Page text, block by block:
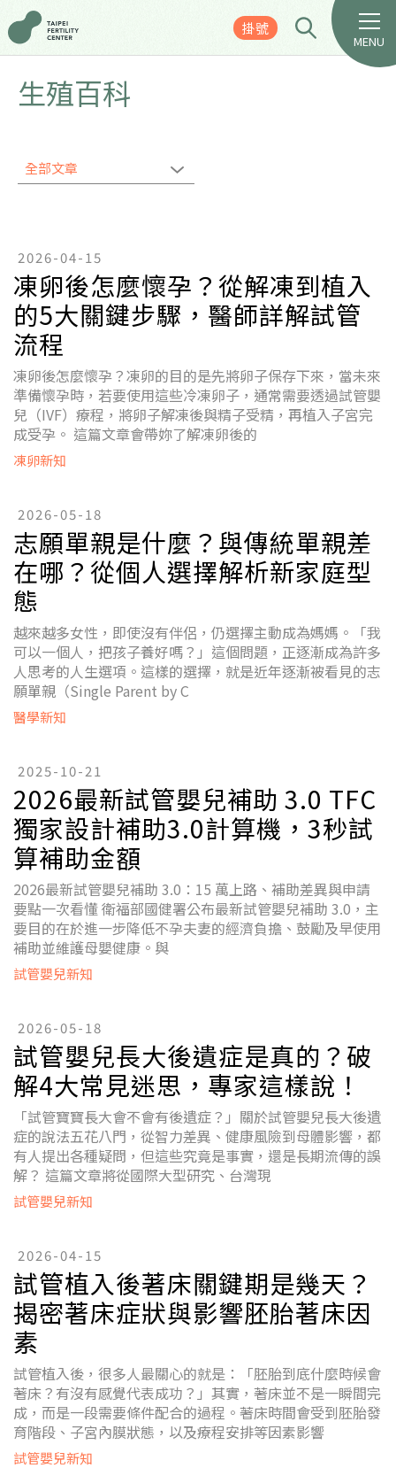
掛號
MENU
生殖百科
全部文章
2026-04-15
凍卵後怎麼懷孕？從解凍到植入
的5大關鍵步驟，醫師詳解試管
流程
凍卵後怎麼懷孕？凍卵的目的是先將卵子保存下來，當未來
準備懷孕時，若要使用這些冷凍卵子，通常需要透過試管嬰
兒（IVF）療程，將卵子解凍後與精子受精，再植入子宮完
成受孕。 這篇文章會帶妳了解凍卵後的
凍卵新知
2026-05-18
志願單親是什麼？與傳統單親差
在哪？從個人選擇解析新家庭型
態
越來越多女性，即使沒有伴侶，仍選擇主動成為媽媽。「我
可以一個人，把孩子養好嗎？」這個問題，正逐漸成為許多
人思考的人生選項。這樣的選擇，就是近年逐漸被看見的志
願單親（Single Parent by C
醫學新知
2025-10-21
2026最新試管嬰兒補助 3.0 TFC
獨家設計補助3.0計算機，3秒試
算補助金額
2026最新試管嬰兒補助 3.0：15 萬上路、補助差異與申請
要點一次看懂 衛福部國健署公布最新試管嬰兒補助 3.0，主
要目的在於進一步降低不孕夫妻的經濟負擔、鼓勵及早使用
補助並維護母嬰健康。與
試管嬰兒新知
2026-05-18
試管嬰兒長大後遺症是真的？破
解4大常見迷思，專家這樣說！
「試管寶寶長大會不會有後遺症？」關於試管嬰兒長大後遺
症的說法五花八門，從智力差異、健康風險到母體影響，都
有人提出各種疑問，但這些究竟是事實，還是長期流傳的誤
解？ 這篇文章將從國際大型研究、台灣現
試管嬰兒新知
2026-04-15
試管植入後著床關鍵期是幾天？
揭密著床症狀與影響胚胎著床因
素
試管植入後，很多人最關心的就是：「胚胎到底什麼時候會
著床？有沒有感覺代表成功？」其實，著床並不是一瞬間完
成，而是一段需要條件配合的過程。著床時間會受到胚胎發
育階段、子宮內膜狀態，以及療程安排等因素影響
試管嬰兒新知